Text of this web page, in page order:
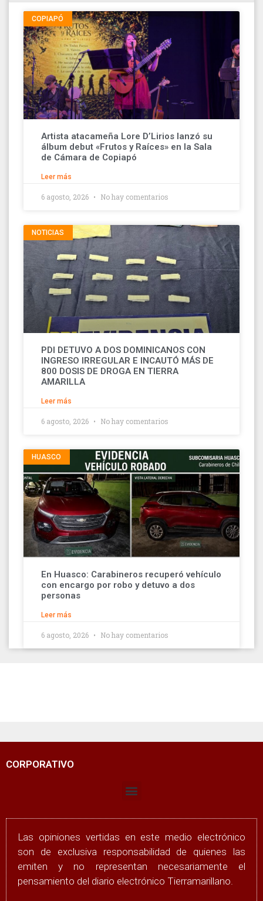
COPIAPÓ
Artista atacameña Lore D’Lirios lanzó su
álbum debut «Frutos y Raíces» en la Sala
de Cámara de Copiapó
Leer más
6 agosto, 2026 No hay comentarios
NOTICIAS
PDI DETUVO A DOS DOMINICANOS CON
INGRESO IRREGULAR E INCAUTÓ MÁS DE
800 DOSIS DE DROGA EN TIERRA
AMARILLA
Leer más
6 agosto, 2026 No hay comentarios
HUASCO
En Huasco: Carabineros recuperó vehículo
con encargo por robo y detuvo a dos
personas
Leer más
6 agosto, 2026 No hay comentarios
CORPORATIVO
Las opiniones vertidas en este medio electrónico
son de exclusiva responsabilidad de quienes las
emiten y no representan necesariamente el
pensamiento del diario electrónico Tierramarillano.